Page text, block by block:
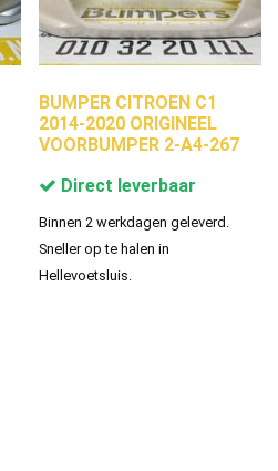
BUMPER CITROEN C1
2014-2020 ORIGINEEL
VOORBUMPER 2-A4-267
Direct leverbaar
Binnen 2 werkdagen geleverd.
Sneller op te halen in
Hellevoetsluis.